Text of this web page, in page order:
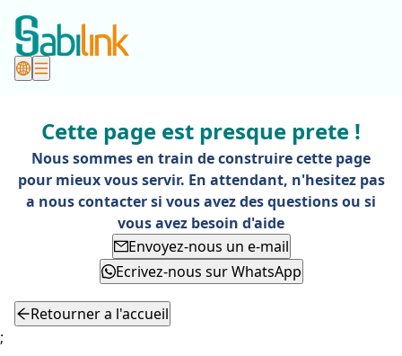
Cette page est presque prete !
Nous sommes en train de construire cette page
pour mieux vous servir. En attendant, n'hesitez pas
a nous contacter si vous avez des questions ou si
vous avez besoin d'aide
Envoyez-nous un e-mail
Ecrivez-nous sur WhatsApp
Retourner a l'accueil
;